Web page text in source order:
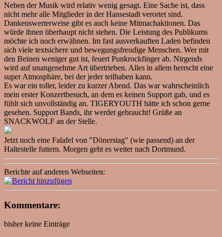
Neben der Musik wird relativ wenig gesagt. Eine Sache ist, dass
nicht mehr alle Mitglieder in der Hansestadt verortet sind.
Dankenswerterweise gibt es auch keine Mitmachaktionen. Das
würde ihnen überhaupt nicht stehen. Die Leistung des Publikums
möchte ich noch erwähnen. Im fast ausverkauften Laden befinden
sich viele textsichere und bewegungsfreudige Menschen. Wer mit
den Beinen weniger gut ist, feuert Punkrockfinger ab. Nirgends
wird auf unangenehme Art übertrieben. Alles in allem herrscht eine
super Atmosphäre, bei der jeder teilhaben kann.
Es war ein toller, leider zu kurzer Abend. Das war wahrscheinlich
mein erster Konzertbesuch, an dem es keinen Support gab, und es
fühlt sich unvollständig an. TIGERYOUTH hätte ich schon gerne
gesehen. Support Bands, ihr werdet gebraucht! Grüße an
SNACKWOLF an der Stelle.
Jetzt noch eine Falafel von "Dönerstag" (wie passend) an der
Haltestelle futtern. Morgen geht es weiter nach Dortmund.
Berichte auf anderen Webseiten:
Kommentare:
bisher keine Einträge